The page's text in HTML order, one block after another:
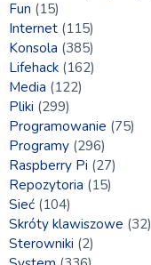
Fun (15)
Internet (115)
Konsola (385)
Lifehack (162)
Media (122)
Pliki (299)
Programowanie (75)
Programy (296)
Raspberry Pi (27)
Repozytoria (15)
Sieć (104)
Skróty klawiszowe (32)
Sterowniki (2)